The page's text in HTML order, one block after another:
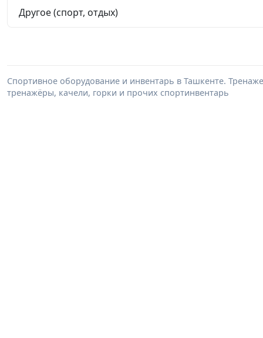
Другое (спорт, отдых)
Спортивное оборудование и инвентарь в Ташкенте.
тренажёры, качели, горки и прочих спортинвентарь